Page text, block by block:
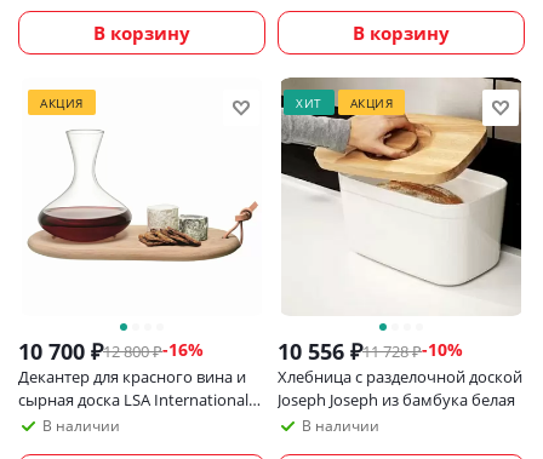
В корзину В корзину
АКЦИЯ
10 700 ₽12 800₽-16%
Декантер для красного вина и
сырная доска LSA International
Wine_УЦЕНКА
В наличии
ХИТ АКЦИЯ
10 556 ₽11 728₽-10%
Хлебница с разделочной доской
Joseph Joseph из бамбука белая
В наличии